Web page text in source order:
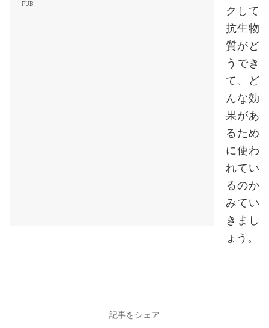
クして
抗生物
質がど
うでき
て、ど
んな効
果があ
るため
に使わ
れてい
るのか
みてい
きまし
ょう。
記事をシェア